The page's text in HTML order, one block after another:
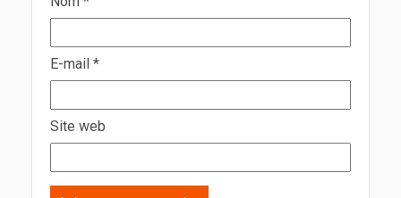
E-mail *
Site web